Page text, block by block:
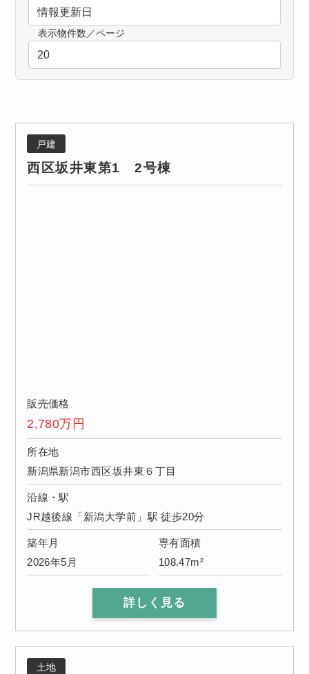
表示物件数／ページ
戸建
西区坂井東第1 2号棟
販売価格
2,780万円
所在地
新潟県新潟市西区坂井東６丁目
沿線・駅
JR越後線「新潟大学前」駅 徒歩20分
築年月
2026年5月
専有面積
108.47m²
詳しく見る
土地